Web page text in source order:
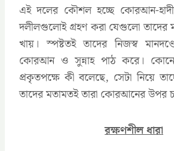
এই দলের কৌশল হচ্ছে কোরআন-
দলীলগুলোই গ্রহণ করা যেগুলো তাদের
খায়। স্পষ্টতই তাদের নিজস্ব
কোরআন ও সুন্নাহ পাঠ করে।
প্রকৃতপক্ষে কী বলেছে, সেটা নিয়ে
তাদের মতামতই তারা কোরআনের উপর
রক্ষণশীল ধারা